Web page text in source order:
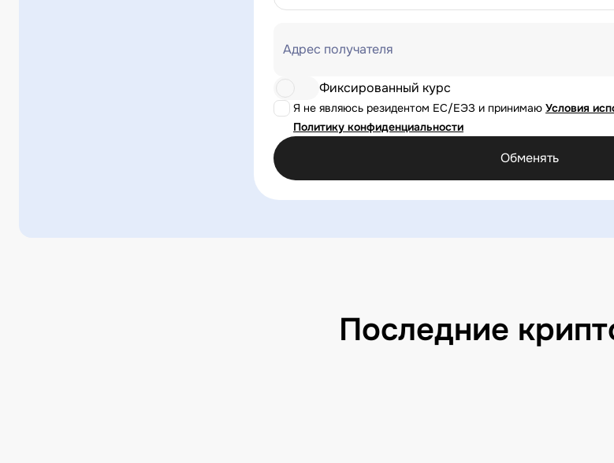
Адрес получателя
Я не являюсь резидентом ЕС/ЕЭЗ и принимаю Условия
Политику конфиденциальности
Фиксированный курс
Обменять
Последние